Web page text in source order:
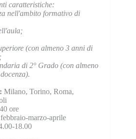
caratteristiche:
nell'ambito formativo di
(con almeno 3 anni di
di 2° Grado (con almeno
Milano, Torino, Roma,
ore
febbraio-marzo-aprile
18.00